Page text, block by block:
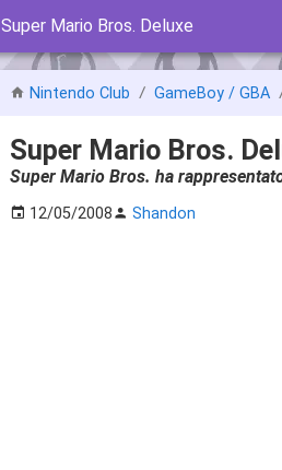
Super Mario Bros. Deluxe
Nintendo Club GameBoy / GBA
Super Mario Bros.
Super Mario Bros. ha
12/05/2008 Shandon